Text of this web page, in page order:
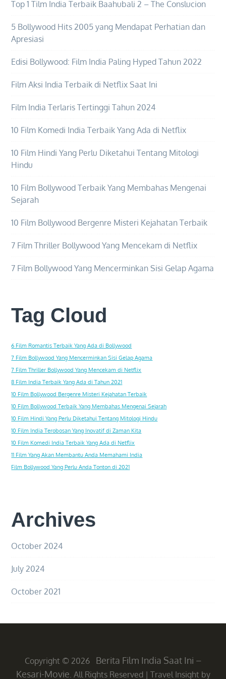
Top 1 Tilm India Terbaik Baahubali 2 – The Conslucion
5 Bollywood Hits 2005 yang Mendapat Perhatian dan
Apresiasi
Edisi Bollywood: Film India Paling Hyped Tahun 2022
Film Aksi India Terbaik di Netflix Saat Ini
Film India Terlaris Tertinggi Tahun 2024
10 Film Komedi India Terbaik Yang Ada di Netflix
10 Film Hindi Yang Perlu Diketahui Tentang Mitologi
Hindu
10 Film Bollywood Terbaik Yang Membahas Mengenai
Sejarah
10 Film Bollywood Bergenre Misteri Kejahatan Terbaik
7 Film Thriller Bollywood Yang Mencekam di Netflix
7 Film Bollywood Yang Mencerminkan Sisi Gelap Agama
Tag Cloud
6 Film Romantis Terbaik Yang Ada di Bollywood
7 Film Bollywood Yang Mencerminkan Sisi Gelap Agama
7 Film Thriller Bollywood Yang Mencekam di Netflix
8 Film India Terbaik Yang Ada di Tahun 2021
10 Film Bollywood Bergenre Misteri Kejahatan Terbaik
10 Film Bollywood Terbaik Yang Membahas Mengenai Sejarah
10 Film Hindi Yang Perlu Diketahui Tentang Mitologi Hindu
10 Film India Terobosan Yang Inovatif di Zaman Kita
10 Film Komedi India Terbaik Yang Ada di Netflix
11 Film Yang Akan Membantu Anda Memahami India
Film Bollywood Yang Perlu Anda Tonton di 2021
Archives
October 2024
July 2024
October 2021
Copyright © 2026
Berita Film India Saat Ini –
Kesari-Movie. All Rights Reserved | Travel Insight by